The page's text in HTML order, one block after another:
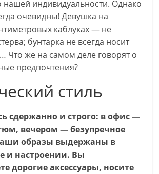
нашей индивидуальности. Однако
очевидны! Девушка на
каблуках — не
бунтарка не всегда носит
Что же на самом деле говорят о
предпочтения?
стиль
сдержанно и строго: в офис —
вечером — безупречное
образы выдержаны в
и настроении. Вы
дорогие аксессуары, носите